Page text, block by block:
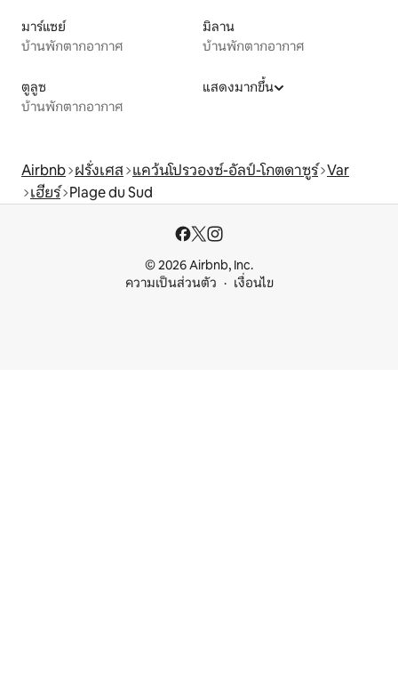
มาร์แซย์
บ้านพักตากอากาศ
มิลาน
บ้านพักตากอากาศ
ตูลูซ
บ้านพักตากอากาศ
แสดงมากขึ้น
Airbnb ฝรั่งเศส แคว้นโปรวองซ์-อัลป์-โกตดาซูร์ Var
เฮียร์ Plage du Sud
© 2026 Airbnb, Inc.
ความเป็นส่วนตัว
เงื่อนไข